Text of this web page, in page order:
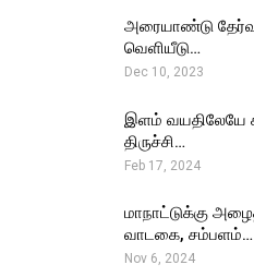
அரையாண்டு
வெளியீடு…
Dec 10, 2023
இளம் வயதிலேயே
திருச்சி…
Feb 17, 2024
மாநாட்டுக்கு
வாடகை, சம்பளம்…
Nov 6, 2024